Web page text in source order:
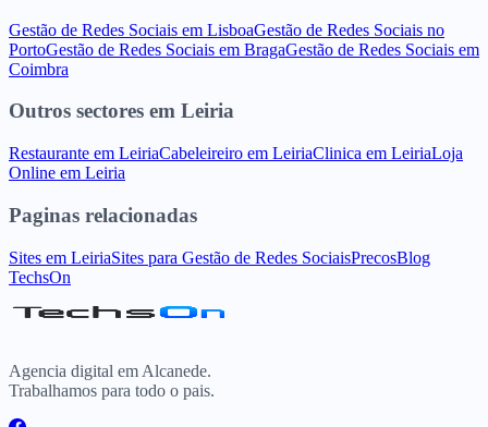
Gestão de Redes Sociais em LisboaGestão de Redes Sociais no
PortoGestão de Redes Sociais em BragaGestão de Redes Sociais em
Coimbra
Outros sectores em Leiria
Restaurante em LeiriaCabeleireiro em LeiriaClinica em LeiriaLoja
Online em Leiria
Paginas relacionadas
Sites em LeiriaSites para Gestão de Redes SociaisPrecosBlog
TechsOn
Agencia digital em Alcanede.
Trabalhamos para todo o pais.